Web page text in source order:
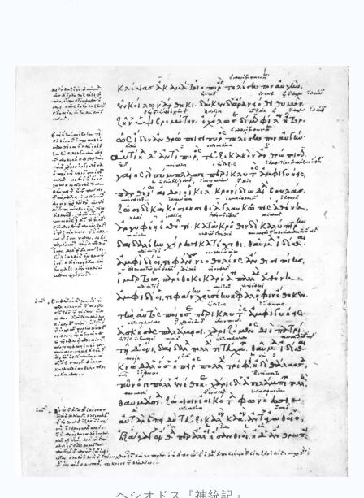
ヘシオドス『神統記』